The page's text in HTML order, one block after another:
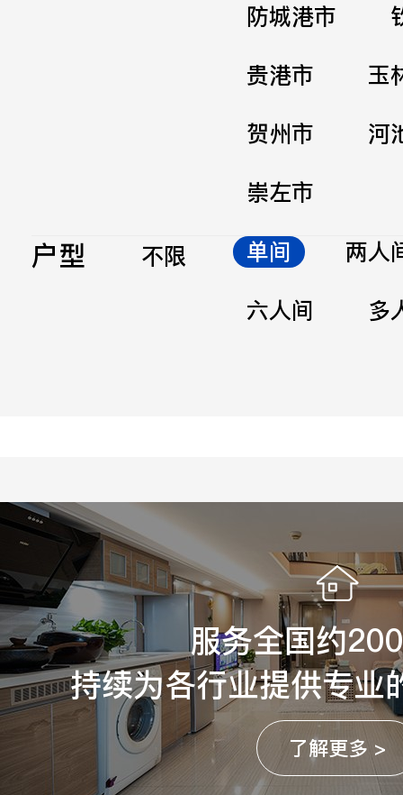
防城港市
贵港市
玉
贺州市
河
崇左市
户型 不限 单间
两人
六人间
多
服务全国约
持续为各行业提供专业
了解更多 >